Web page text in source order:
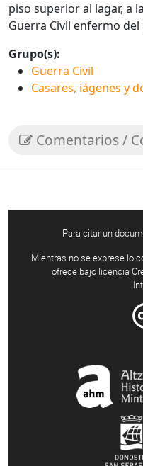
piso superior al lagar, a
Guerra Civil enfermo
Grupo(s):
Guerra Civil
Casares, iágenes y
Comentarios /
Para citar un
Mientras no se exprese lo
ofrece bajo licencia